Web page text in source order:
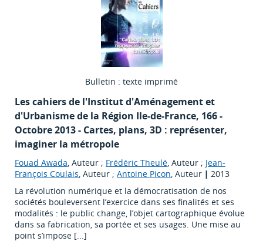
Bulletin : texte imprimé
Les cahiers de l'Institut d'Aménagement et
d'Urbanisme de la Région Ile-de-France, 166 -
Octobre 2013 - Cartes, plans, 3D : représenter,
imaginer la métropole
Fouad Awada, Auteur ; Frédéric Theulé, Auteur ; Jean-
François Coulais, Auteur ; Antoine Picon, Auteur | 2013
La révolution numérique et la démocratisation de nos
sociétés bouleversent l’exercice dans ses finalités et ses
modalités : le public change, l’objet cartographique évolue
dans sa fabrication, sa portée et ses usages. Une mise au
point s’impose [...]